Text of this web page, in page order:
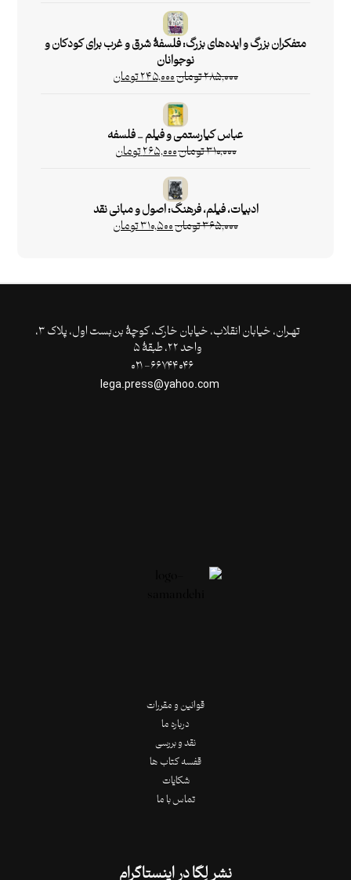
متفکران بزرگ و ایده‌های بزرگ: فلسفۀ شرق و غرب برای کودکان و
نوجوانان
۲۸۵,۰۰۰تومان۲۴۵,۰۰۰تومان
عباس کیارستمی و فیلم _ فلسفه
۳۱۰,۰۰۰تومان۲۶۵,۰۰۰تومان
ادبیات، فیلم، فرهنگ: اصول و مبانی نقد
۳۶۵,۰۰۰تومان۳۱۰,۵۰۰تومان
تهـران،‌ خیابان انقلاب، خیابان خارک، کوچۀ بن‌بست اول، پلاک ۳،
واحد ۲۲، طبقۀ ۵
قوانین و مقررات
درباره ما
نقد و بررسی
قفسه کتاب ها
شکایات
تماس با ما
نشر لِگا در اینستاگرام